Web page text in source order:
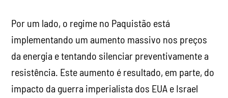
Por um lado, o regime no Paquistão está
implementando um aumento massivo nos preços
da energia e tentando silenciar preventivamente a
resistência. Este aumento é resultado, em parte, do
impacto da guerra imperialista dos EUA e Israel